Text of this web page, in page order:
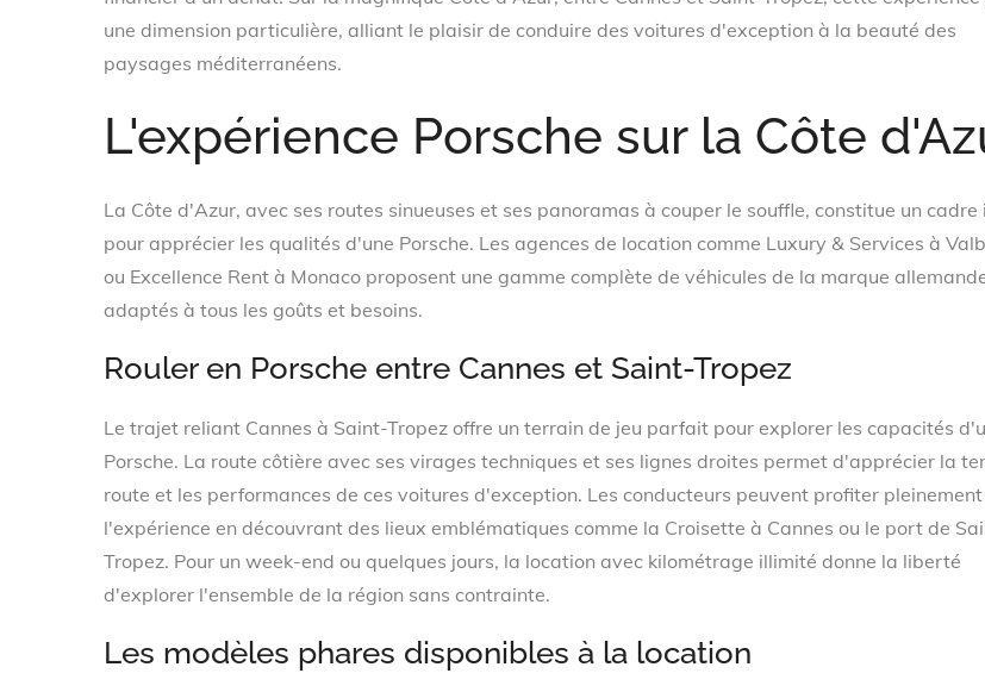
une dimension particulière, alliant le plaisir de conduire des voitures d'exception à la beauté des
paysages méditerranéens.
L'expérience Porsche sur la Côte
La Côte d'Azur, avec ses routes sinueuses et ses panoramas à couper le souffle, constitue un cadre
pour apprécier les qualités d'une Porsche. Les agences de location comme Luxury & Services à
ou Excellence Rent à Monaco proposent une gamme complète de véhicules de la marque
adaptés à tous les goûts et besoins.
Rouler en Porsche entre Cannes et Saint-Tropez
Le trajet reliant Cannes à Saint-Tropez offre un terrain de jeu parfait pour explorer les capacités
Porsche. La route côtière avec ses virages techniques et ses lignes droites permet d'apprécier la
route et les performances de ces voitures d'exception. Les conducteurs peuvent profiter
l'expérience en découvrant des lieux emblématiques comme la Croisette à Cannes ou le port de
Tropez. Pour un week-end ou quelques jours, la location avec kilométrage illimité donne la liberté
d'explorer l'ensemble de la région sans contrainte.
Les modèles phares disponibles à la location